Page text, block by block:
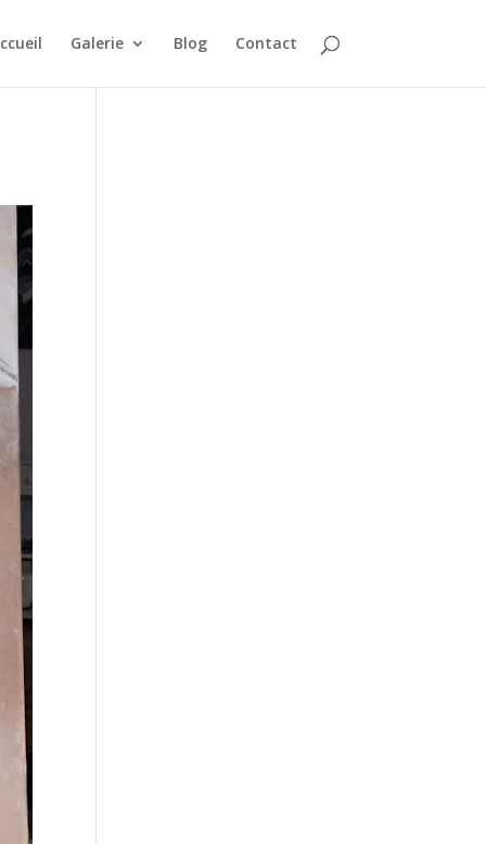
Galerie Blog Contact